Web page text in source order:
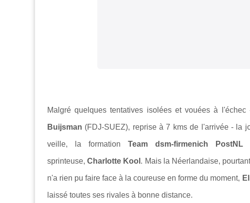
Malgré quelques tentatives isolées et vouées à
Buijsman (FDJ-SUEZ), reprise à 7 kms de l'arrivée - la
veille, la formation Team dsm-firmenich PostNL
sprinteuse,Charlotte Kool . Mais la Néerlandaise,
n'a rien pu faire face à la coureuse en forme du moment,
laissé toutes ses rivales à bonne distance.